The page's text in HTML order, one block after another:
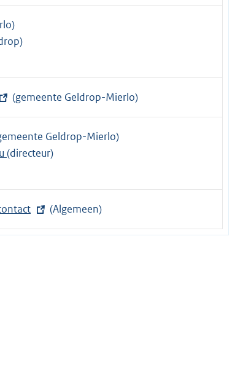
(gemeente Geldrop-Mierlo)
Geldrop-Mierlo)
(directeur)
(Algemeen)